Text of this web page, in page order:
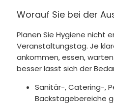
Worauf Sie bei der
Planen Sie Hygiene nicht
Veranstaltungstag. Je
ankommen, essen,
besser lässt sich der
Sanitär-, Catering-,
Backstagebereiche